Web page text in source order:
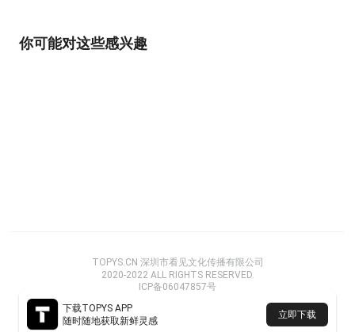
你可能对这些感兴趣
下载TOPYS APP
随时随地获取新鲜灵感
立即下载
TOPYS.CN 深圳市看见文化传播有限公司
2020-2022 ALL RIGHTS RESERVED.
ICP备06047857号